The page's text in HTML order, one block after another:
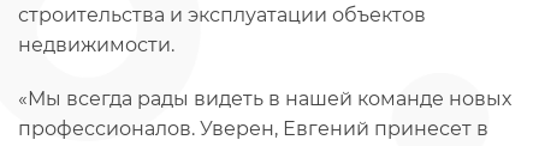
строительства и эксплуатации объектов
недвижимости.
«Мы всегда рады видеть в нашей команде новых
профессионалов. Уверен, Евгений принесет в